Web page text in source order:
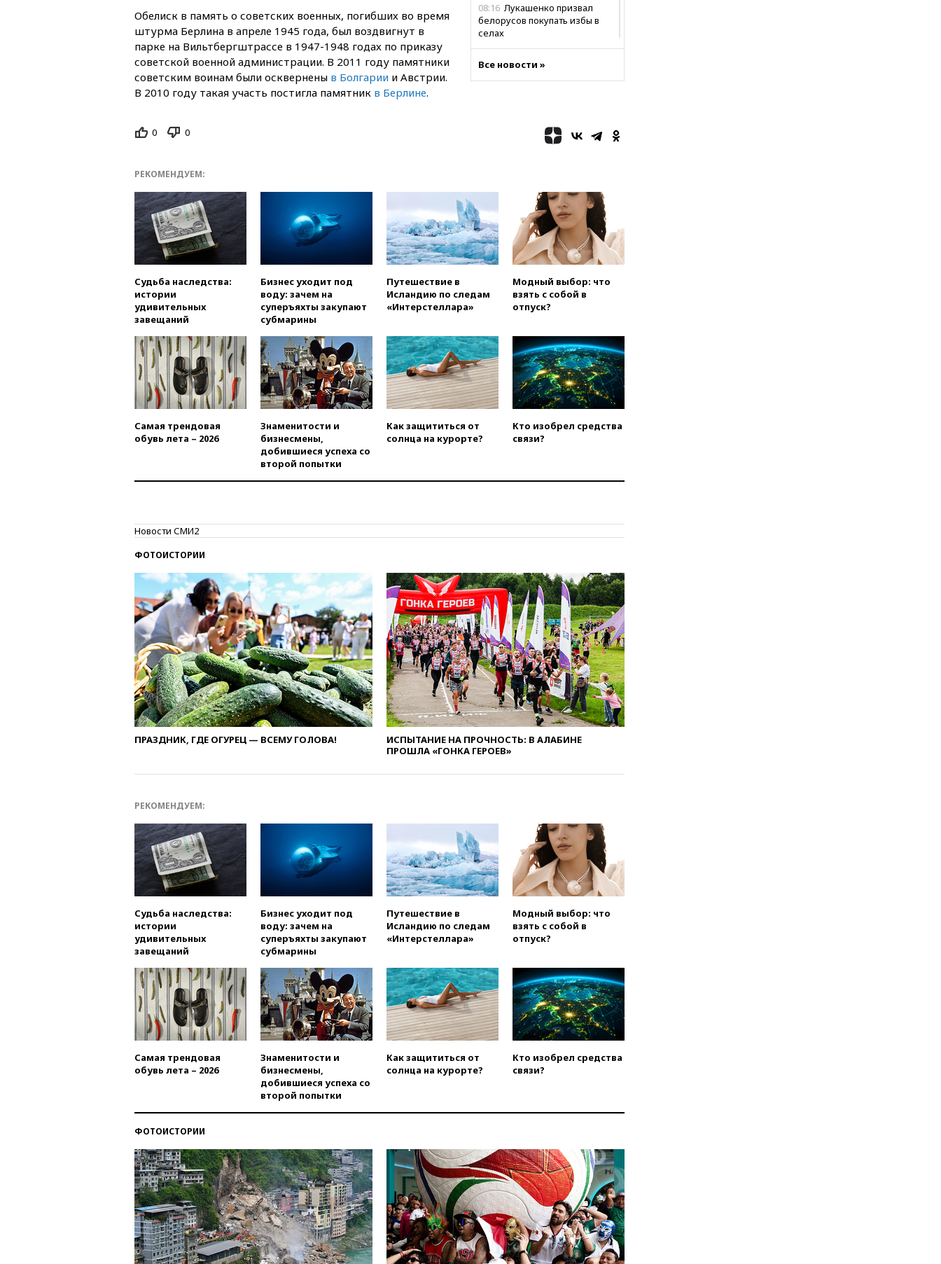
08:16 Лукашенко призвал
белорусов покупать избы в
селах
крупнейшим поставщиком
авиатоплива в Европу
усилий против наркотрафика
ВМС Испании усилили
03:30
В Минстрое сравнили
качество жилья в Нью-Йорке и
России
02:30
Трамп попросил
отпустить его с круглого стола
в Госдепе, чтобы «вести
01:35
Мигрант погиб при
попытке попасть из Марокко в
00:30
FT: ЕС не готов принять в
блок Украину из-за уровня
коррупции
вчера, 23:35Лукашенко
объяснил экономическую
выгоду безвизового режима с
ЕС
Москве вернут утраченную
протаранил погранпункт при
попытке попасть в Россию
анонсировал скорое
соглашение о прекращении
огня США и Ирана
вчера, 22:15Три человека
получили ножевые ранения
при нападении в Чехии
вчера, 22:00Путин поручил
выделить средства на новые
РЛС для Белгородской
области
вчера, 21:56The Atlantic: Маск
отказал Украине в
использовании Starlink для
Лидеры сборной
РФ по гимнастике получили
официальный отказ в визах от
Хорватии
вчера, 21:15Пентагон
вчера, 21:00На границе
свыше 6,5 тысячи грузовиков
вчера, 20:53Швыдкой:
«Интервидение» точно
пройдет в 2026 году
вчера, 20:45ПВО за день
беспилотников над Россией
финансировании
экстремизма
вчера, 20:20Суд США
постановил остановить
строительство бального зала в
Белом доме
вчера, 20:15Сенат США
одобрил ужесточение
Все новости »
Обелиск в память о советских военных, погибших во время
штурма Берлина в апреле 1945 года, был воздвигнут в
парке на Вильтбергштрассе в 1947-1948 годах по приказу
советской военной администрации. В 2011 году памятники
советским воинам были осквернены в Болгарии и Австрии.
В 2010 году такая участь постигла памятник в Берлине.
0 0
РЕКОМЕНДУЕМ:
Судьба наследства:
истории
удивительных
завещаний
Бизнес уходит под
воду: зачем на
суперъяхты закупают
субмарины
Путешествие в
Исландию по следам
«Интерстеллара»
Модный выбор: что
взять с собой в
отпуск?
Самая трендовая
обувь лета – 2026
Знаменитости и
бизнесмены,
добившиеся успеха со
второй попытки
Как защититься от
солнца на курорте?
Кто изобрел средства
связи?
Новости СМИ2
ФОТОИСТОРИИ
ПРАЗДНИК, ГДЕ ОГУРЕЦ — ВСЕМУ ГОЛОВА!
ИСПЫТАНИЕ НА ПРОЧНОСТЬ: В АЛАБИНЕ
ПРОШЛА «ГОНКА ГЕРОЕВ»
РЕКОМЕНДУЕМ:
Судьба наследства:
истории
удивительных
завещаний
Бизнес уходит под
воду: зачем на
суперъяхты закупают
субмарины
Путешествие в
Исландию по следам
«Интерстеллара»
Модный выбор: что
взять с собой в
отпуск?
Самая трендовая
обувь лета – 2026
Знаменитости и
бизнесмены,
добившиеся успеха со
второй попытки
Как защититься от
солнца на курорте?
Кто изобрел средства
связи?
ФОТОИСТОРИИ